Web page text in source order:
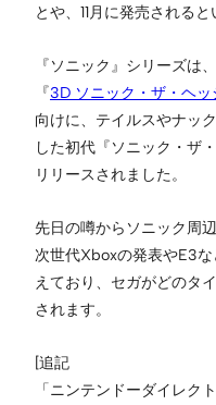
とや、11月に発売される
『ソニック』シリーズは
『3D ソニック・ザ・ヘッ
向けに、テイルスやナッ
した初代『ソニック・ザ
リリースされました。
先日の噂からソニック周
次世代Xboxの発表やE3
えており、セガがどのタ
されます。
[追記
「ニンテンドーダイレク